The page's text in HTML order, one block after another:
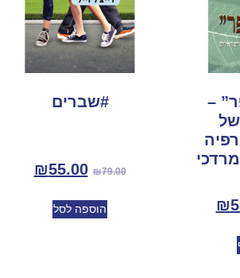
–
₪
#שברים
₪79.00
₪55.00
הוספה לסל